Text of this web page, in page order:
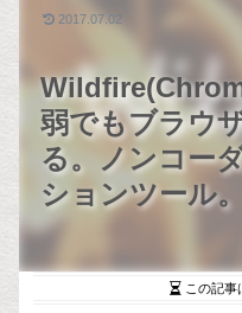
弱でもブラウ
る。ノンコー
ションツール。
2017.07.02
この記事